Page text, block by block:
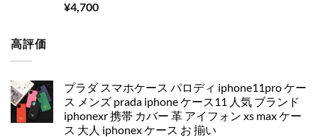
5段階中
5.00
¥4,700
高評価
プラダ スマホケース パロディ iphone11pro ケー
ス メンズ prada iphone ケース11 人気 ブランド
iphonexr 携帯 カバー 革 アイフォン xs max ケー
ス 大人 iphonex ケース お 揃い